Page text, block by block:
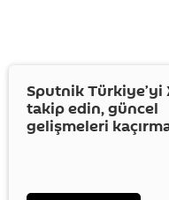
Sputnik Türkiye’yi
takip edin, güncel
gelişmeleri